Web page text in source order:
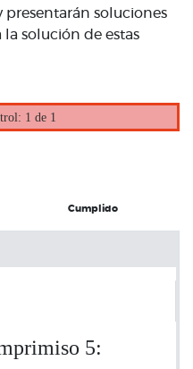
presentarán soluciones
la solución de estas
1 de 1
Cumplido
5: